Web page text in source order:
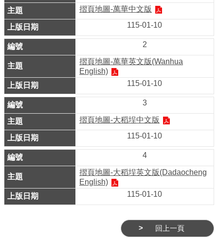
紹
業
務
資
訊
線
上
服
務
公
司
及
商
業
登
摺頁地圖-萬華中文版
115-01-10
2
摺頁地圖-萬華英文版(Wanhua
English)
115-01-10
3
摺頁地圖-大稻埕中文版
115-01-10
4
摺頁地圖-大稻埕英文版(Dadaocheng
English)
115-01-10
回上一頁